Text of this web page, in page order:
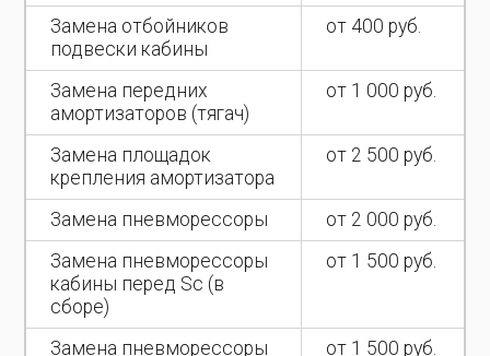
Замена отбойников
подвески кабины
от 400 руб.
Замена передних
амортизаторов (тягач)
от 1 000 руб.
Замена площадок
крепления амортизатора
от 2 500 руб.
Замена пневморессоры
от 2 000 руб.
Замена пневморессоры
кабины перед Sc (в
сборе)
от 1 500 руб.
Замена пневморессоры
от 1 500 руб.